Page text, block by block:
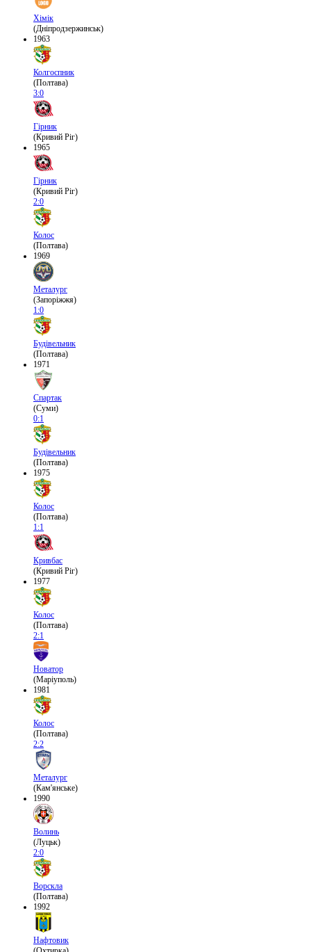
Хімік
(Дніпродзержинськ)
1963
Колгоспник
(Полтава)
3:0
Гірник
(Кривий Ріг)
1965
Гірник
(Кривий Ріг)
2:0
Колос
(Полтава)
1969
Металург
(Запоріжжя)
1:0
Будівельник
(Полтава)
1971
Спартак
(Суми)
0:1
Будівельник
(Полтава)
1975
Колос
(Полтава)
1:1
Кривбас
(Кривий Ріг)
1977
Колос
(Полтава)
2:1
Новатор
(Маріуполь)
1981
Колос
(Полтава)
2:2
Металург
(Кам'янське)
1990
Волинь
(Луцьк)
2:0
Ворскла
(Полтава)
1992
Нафтовик